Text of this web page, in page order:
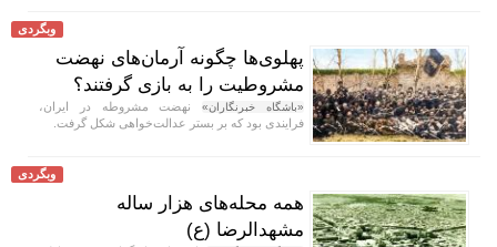
وبگردی
پهلوی‌ها چگونه آرمان‌های نهضت
مشروطیت را به بازی گرفتند؟
«باشگاه خبرنگاران»نهضت مشروطه در ایران،
فرایندی بود که بر بستر عدالت‌خواهی شکل گرفت.
وبگردی
همه محله‌های هزار ساله
مشهدالرضا (ع)